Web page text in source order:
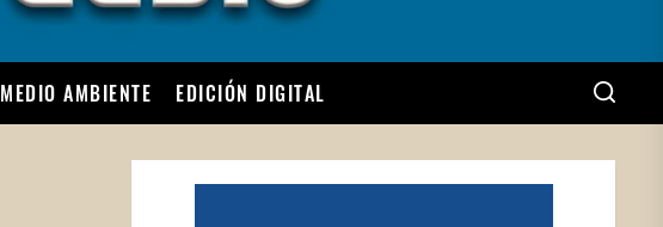
MEDIO AMBIENTE EDICIÓN DIGITAL